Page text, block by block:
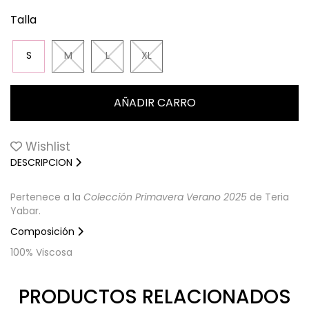
Talla
S M L XL
Wishlist
DESCRIPCION
Pertenece a la Colección Primavera Verano 2025 de Teria
Yabar.
Composición
100% Viscosa
PRODUCTOS RELACIONADOS